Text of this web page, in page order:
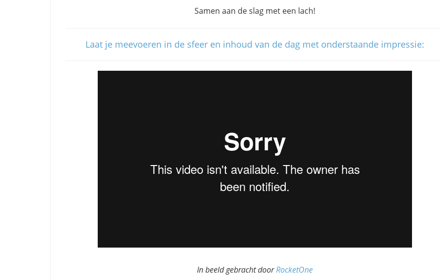
Samen aan de slag met een lach!
Laat je meevoeren in de sfeer en inhoud van de dag met onderstaande impressie:
In beeld gebracht doorRocketOne